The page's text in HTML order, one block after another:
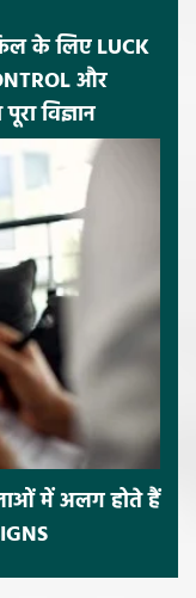
के लिए LUCK
और
विज्ञान
में अलग होते हैं